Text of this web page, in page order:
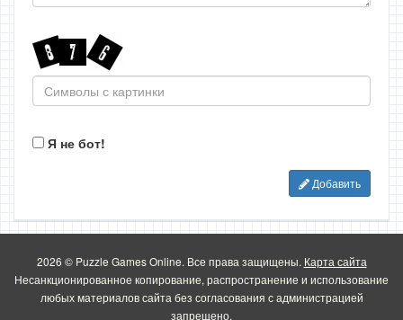
Я не бот!
Добавить
2026 © Puzzle Games Online. Все права защищены. Карта сайта
Несанкционированное копирование, распространение и использование
любых материалов сайта без согласования с администрацией
запрещено.